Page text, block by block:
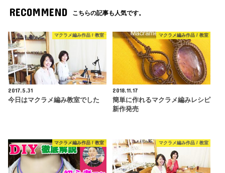
RECOMMEND こちらの記事も人気です。
マクラメ編み作品 / 教室
2017.5.31
今日はマクラメ編み教室でした
マクラメ編み作品 / 教室
2018.11.17
簡単に作れるマクラメ編みレシピ
新作発売
マクラメ編み作品 / 教室 マクラメ編み作品 / 教室